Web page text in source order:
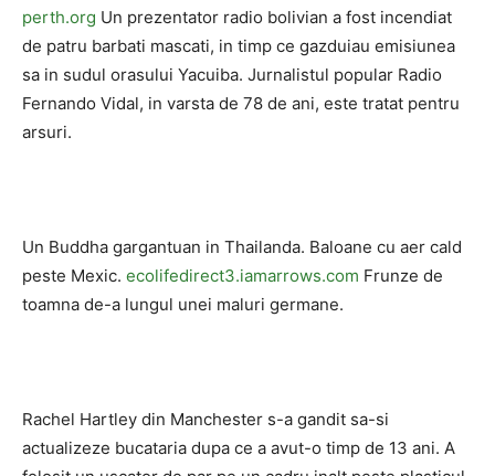
perth.org Un prezentator radio bolivian a fost incendiat
de patru barbati mascati, in timp ce gazduiau emisiunea
sa in sudul orasului Yacuiba. Jurnalistul popular Radio
Fernando Vidal, in varsta de 78 de ani, este tratat pentru
arsuri.
Un Buddha gargantuan in Thailanda. Baloane cu aer cald
peste Mexic. ecolifedirect3.iamarrows.com Frunze de
toamna de-a lungul unei maluri germane.
Rachel Hartley din Manchester s-a gandit sa-si
actualizeze bucataria dupa ce a avut-o timp de 13 ani. A